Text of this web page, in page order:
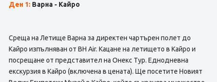
Ден 1: Варна - Кайро
Среща на Летище Варна за директен чартърен полет до
Кайро изпълняван от BH Air. Кацане на летището в Кайро и
посрещане от представител на Онекс Тур. Еднодневна
екскурзия в Кайро (включена в цената). Ще посетите Новият